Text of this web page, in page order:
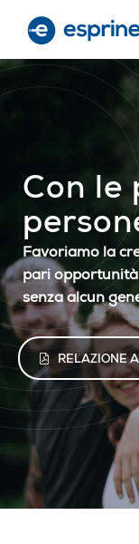
main
content
Con le
Favoriamo la
pari opportunità
senza alcun
RELAZIONE